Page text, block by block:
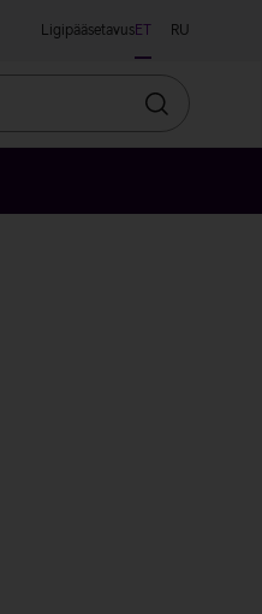
LigipääsetavusET RU
Otsin